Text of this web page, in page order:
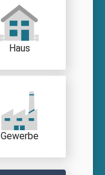
Haus
Gewerbe